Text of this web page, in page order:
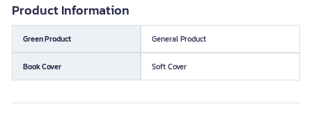
Product Information
Green Product General Product
Book Cover Soft Cover